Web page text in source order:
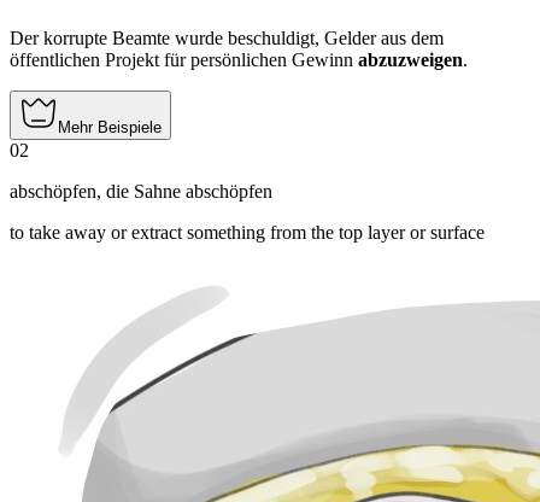
Der korrupte Beamte wurde beschuldigt, Gelder aus dem
öffentlichen Projekt für persönlichen Gewinn abzuzweigen.
Mehr Beispiele
02
abschöpfen, die Sahne abschöpfen
to take away or extract something from the top layer or surface